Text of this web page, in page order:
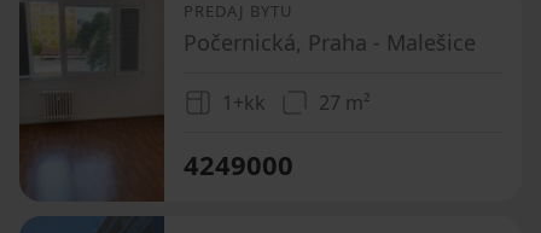
PREDAJ BYTU
Počernická, Praha - Malešice
1+kk 27 m²
4249000